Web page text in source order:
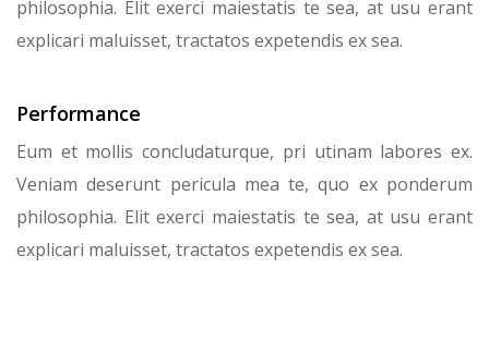
philosophia. Elit exerci maiestatis te sea, at usu erant
explicari maluisset, tractatos expetendis ex sea.
Performance
Eum et mollis concludaturque, pri utinam labores ex.
Veniam deserunt pericula mea te, quo ex ponderum
philosophia. Elit exerci maiestatis te sea, at usu erant
explicari maluisset, tractatos expetendis ex sea.